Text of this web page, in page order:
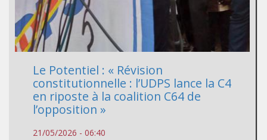
Le Potentiel : « Révision
constitutionnelle : l’UDPS lance la C4
en riposte à la coalition C64 de
l’opposition »
21/05/2026 - 06:40